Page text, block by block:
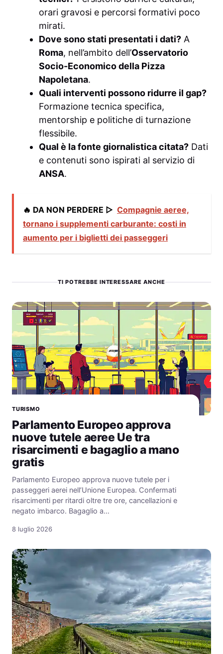
orari gravosi e percorsi formativi poco
mirati.
Dove sono stati presentati i dati? A
Roma, nell’ambito dell’Osservatorio
Socio-Economico della Pizza
Napoletana.
Quali interventi possono ridurre il gap?
Formazione tecnica specifica,
mentorship e politiche di turnazione
flessibile.
Qual è la fonte giornalistica citata? Dati
e contenuti sono ispirati al servizio di
ANSA.
🔥 DA NON PERDERE ▷ Compagnie aeree,
tornano i supplementi carburante: costi in
aumento per i biglietti dei passeggeri
TI POTREBBE INTERESSARE ANCHE
TURISMO
Parlamento Europeo approva
nuove tutele aeree Ue tra
risarcimenti e bagaglio a mano
gratis
Parlamento Europeo approva nuove tutele per i
passeggeri aerei nell’Unione Europea. Confermati
risarcimenti per ritardi oltre tre ore, cancellazioni e
negato imbarco. Bagaglio a…
8 luglio 2026